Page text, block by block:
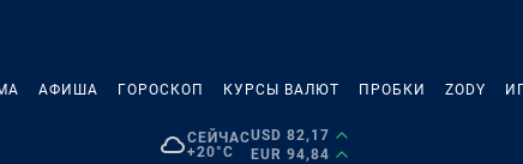
АФИША ГОРОСКОП КУРСЫ ВАЛЮТ ПРОБКИ ZODY
СЕЙЧАС
+20°C
USD 82,17
EUR 94,84